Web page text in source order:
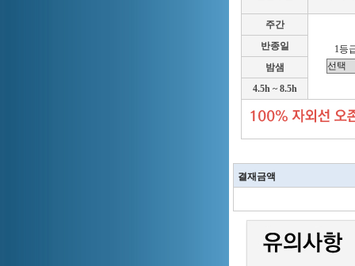
주간
1등
반종일
밤샘
4.5h ~ 8.5h
결재금액